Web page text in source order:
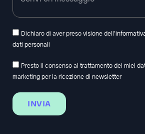
Dichiaro di aver preso visione dell'
dati personali
Presto il consenso al trattamento dei miei
marketing per la ricezione di newsletter
INVIA